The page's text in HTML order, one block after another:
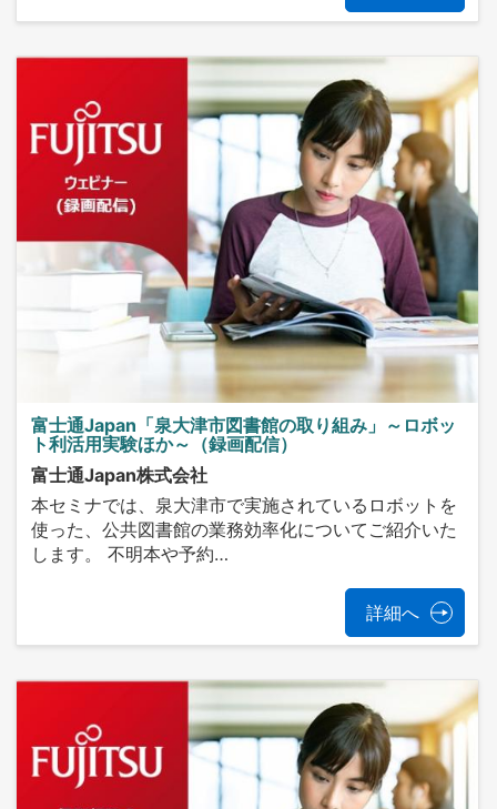
富士通Japan「泉大津市図書館の取り組み」～ロボッ
ト利活用実験ほか～（録画配信）
富士通Japan株式会社
本セミナでは、泉大津市で実施されているロボットを
使った、公共図書館の業務効率化についてご紹介いた
します。 不明本や予約…
詳細へ